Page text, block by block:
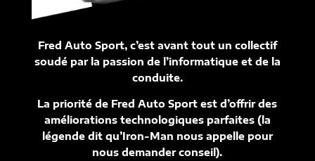
Fred Auto Sport, c’est avant tout un collectif
soudé par la passion de l’informatique et de la
conduite.
La priorité de Fred Auto Sport est d’offrir des
améliorations technologiques parfaites (la
légende dit qu’Iron-Man nous appelle pour
nous demander conseil).